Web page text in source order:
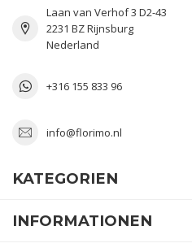
Laan van Verhof 3 D2-43
2231 BZ Rijnsburg
Nederland
+316 155 833 96
info@florimo.nl
KATEGORIEN
INFORMATIONEN